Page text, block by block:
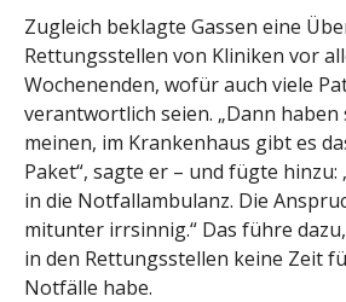
Zugleich beklagte Gassen eine
Rettungsstellen von Kliniken vor
Wochenenden, wofür auch viele
verantwortlich seien. „Dann haben
meinen, im Krankenhaus gibt es
Paket“, sagte er – und fügte hinzu:
in die Notfallambulanz. Die
mitunter irrsinnig.“ Das führe
in den Rettungsstellen keine Zeit
Notfälle habe.